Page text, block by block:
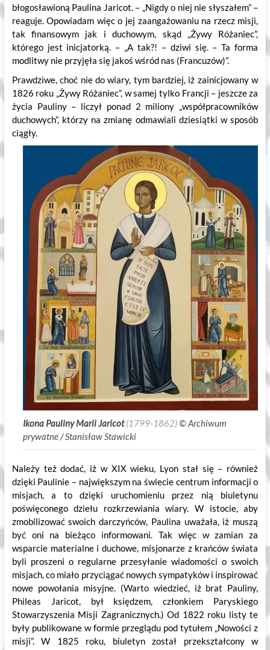
błogosławioną Paulina Jaricot. – „Nigdy o niej nie słyszałem” –
reaguje. Opowiadam więc o jej zaangażowaniu na rzecz misji,
tak finansowym jak i duchowym, skąd „Żywy Różaniec”,
którego jest inicjatorką. – „A tak?! – dziwi się. – Ta forma
modlitwy nie przyjęła się jakoś wśród nas (Francuzów)”.
Prawdziwe, choć nie do wiary, tym bardziej, iż zainicjowany w
1826 roku „Żywy Różaniec”, w samej tylko Francji – jeszcze za
życia Pauliny – liczył ponad 2 miliony „współpracowników
duchowych”, którzy na zmianę odmawiali dziesiątki w sposób
ciągły.
Ikona Pauliny Marii Jaricot (1799-1862)©.Archiwum
prywatne / Stanisław Stawicki
Należy też dodać, iż w XIX wieku, Lyon stał się – również
dzięki Paulinie – największym na świecie centrum informacji o
misjach, a to dzięki uruchomieniu przez nią biuletynu
poświęconego dziełu rozkrzewiania wiary. W istocie, aby
zmobilizować swoich darczyńców, Paulina uważała, iż muszą
być oni na bieżąco informowani. Tak więc w zamian za
wsparcie materialne i duchowe, misjonarze z krańców świata
byli proszeni o regularne przesyłanie wiadomości o swoich
misjach, co miało przyciągać nowych sympatyków i inspirować
nowe powołania misyjne. (Warto wiedzieć, iż brat Pauliny,
Phileas Jaricot, był księdzem, członkiem Paryskiego
Stowarzyszenia Misji Zagranicznych.) Od 1822 roku listy te
były publikowane w formie przeglądu pod tytułem „Nowości z
misji”. W 1825 roku, biuletyn został przekształcony w